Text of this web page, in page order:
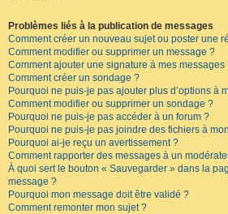
Problèmes liés à la publication de messages
Comment créer un nouveau sujet ou poster une
Comment modifier ou supprimer un message ?
Comment ajouter une signature à mes messages
Comment créer un sondage ?
Pourquoi ne puis-je pas ajouter plus d’options à
Comment modifier ou supprimer un sondage ?
Pourquoi ne puis-je pas accéder à un forum ?
Pourquoi ne puis-je pas joindre des fichiers à
Pourquoi ai-je reçu un avertissement ?
Comment rapporter des messages à un
À quoi sert le bouton « Sauvegarder » dans la
message ?
Pourquoi mon message doit être validé ?
Comment remonter mon sujet ?